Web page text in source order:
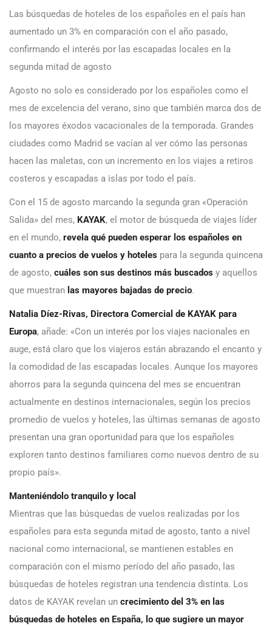
Las búsquedas de hoteles de los españoles en el país han
aumentado un 3% en comparación con el año pasado,
confirmando el interés por las escapadas locales en la
segunda mitad de agosto
Agosto no solo es considerado por los españoles como el
mes de excelencia del verano, sino que también marca dos de
los mayores éxodos vacacionales de la temporada. Grandes
ciudades como Madrid se vacían al ver cómo las personas
hacen las maletas, con un incremento en los viajes a retiros
costeros y escapadas a islas por todo el país.
Con el 15 de agosto marcando la segunda gran «Operación
Salida» del mes, KAYAK, el motor de búsqueda de viajes líder
en el mundo, revela qué pueden esperar los españoles en
cuanto a precios de vuelos y hoteles para la segunda quincena
de agosto, cuáles son sus destinos más buscados y aquellos
que muestran las mayores bajadas de precio.
Natalia Díez-Rivas, Directora Comercial de KAYAK para
Europa, añade: «Con un interés por los viajes nacionales en
auge, está claro que los viajeros están abrazando el encanto y
la comodidad de las escapadas locales. Aunque los mayores
ahorros para la segunda quincena del mes se encuentran
actualmente en destinos internacionales, según los precios
promedio de vuelos y hoteles, las últimas semanas de agosto
presentan una gran oportunidad para que los españoles
exploren tanto destinos familiares como nuevos dentro de su
propio país».
Manteniéndolo tranquilo y local
Mientras que las búsquedas de vuelos realizadas por los
españoles para esta segunda mitad de agosto, tanto a nivel
nacional como internacional, se mantienen estables en
comparación con el mismo período del año pasado, las
búsquedas de hoteles registran una tendencia distinta. Los
datos de KAYAK revelan un crecimiento del 3% en las
búsquedas de hoteles en España, lo que sugiere un mayor